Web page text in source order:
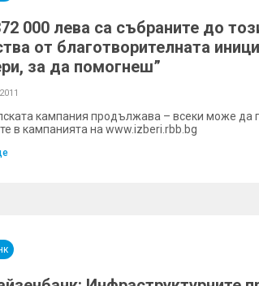
000 лева са събраните до
от благотворителната
за да помогнеш”
кампания продължава – всеки може да
в кампанията на www.izberi.rbb.bg